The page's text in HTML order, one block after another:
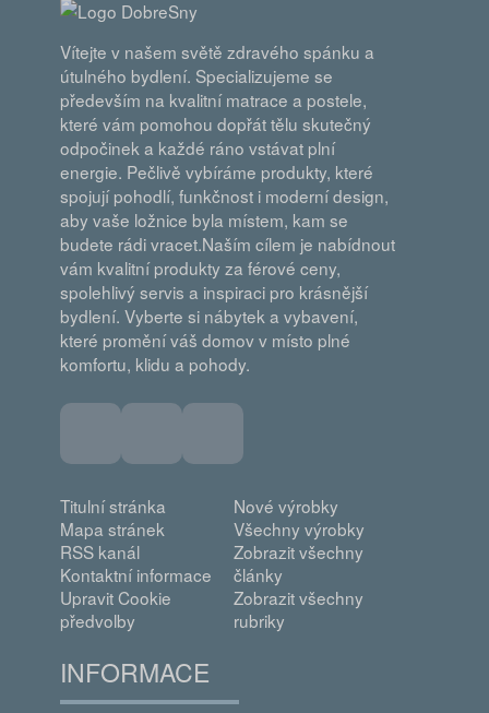
Vítejte v našem světě zdravého spánku a
útulného bydlení. Specializujeme se
především na kvalitní matrace a postele,
které vám pomohou dopřát tělu skutečný
odpočinek a každé ráno vstávat plní
energie. Pečlivě vybíráme produkty, které
spojují pohodlí, funkčnost i moderní design,
aby vaše ložnice byla místem, kam se
budete rádi vracet.Naším cílem je nabídnout
vám kvalitní produkty za férové ceny,
spolehlivý servis a inspiraci pro krásnější
bydlení. Vyberte si nábytek a vybavení,
které promění váš domov v místo plné
komfortu, klidu a pohody.
Titulní stránka
Mapa stránek
RSS kanál
Kontaktní informace
Upravit Cookie
předvolby
Nové výrobky
Všechny výrobky
Zobrazit všechny
články
Zobrazit všechny
rubriky
INFORMACE